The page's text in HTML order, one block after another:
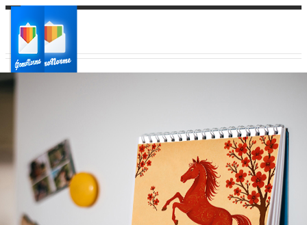
Ваш регион доставки
Выберите из списка: